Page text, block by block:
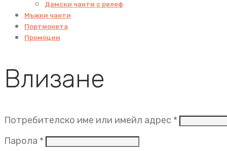
Дамски чанти с релеф
Мъжки чанти
Портмонета
Промоции
Влизане
Потребителско име или имейл адрес *
Парола * Задължително